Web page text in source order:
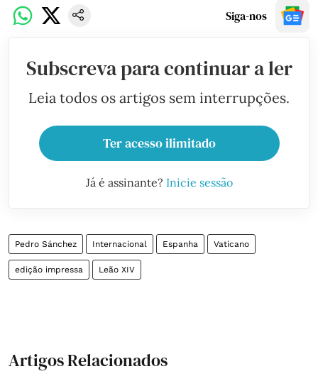
Siga-nos
Subscreva para continuar a ler
Leia todos os artigos sem interrupções.
Ter acesso ilimitado
Já é assinante? Inicie sessão
Pedro Sánchez Internacional Espanha Vaticano
edição impressa Leão XIV
Artigos Relacionados